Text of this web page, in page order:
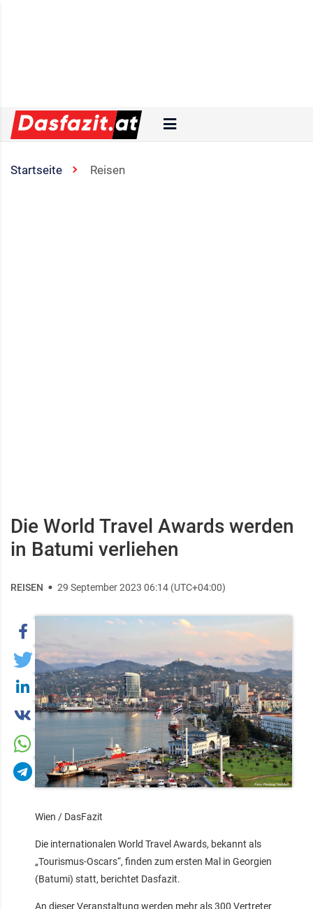
Startseite Reisen
Die World Travel Awards werden
in Batumi verliehen
REISEN 29 September 2023 06:14 (UTC+04:00)
Wien / DasFazit
Die internationalen World Travel Awards, bekannt als
„Tourismus-Oscars“, finden zum ersten Mal in Georgien
(Batumi) statt, berichtet Dasfazit.
An dieser Veranstaltung werden mehr als 300 Vertreter